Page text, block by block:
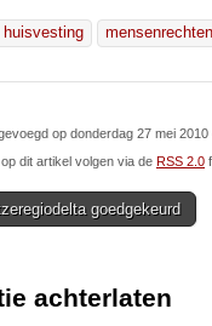
huisvesting mensenrechten
op donderdag 27 mei
dit artikel volgen via de RSS 2.0
goedgekeurd
achterlaten